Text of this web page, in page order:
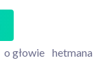
o głowie hetmana